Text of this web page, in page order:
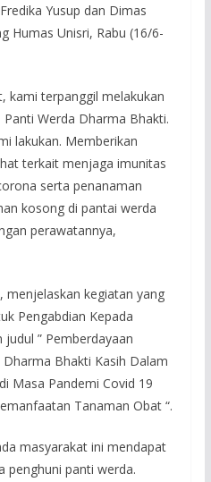
Yusup dan Dimas
Humas Unisri, Rabu (16/6-
kami terpanggil melakukan
Werda Dharma Bhakti.
lakukan. Memberikan
terkait menjaga imunitas
serta penanaman
kosong di pantai werda
perawatannya,
menjelaskan kegiatan yang
Pengabdian Kepada
” Pemberdayaan
Bhakti Kasih Dalam
Masa Pandemi Covid 19
Tanaman Obat “.
masyarakat ini mendapat
penghuni panti werda.